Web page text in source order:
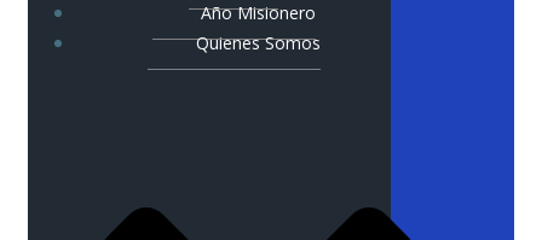
Año Misionero
Quienes Somos